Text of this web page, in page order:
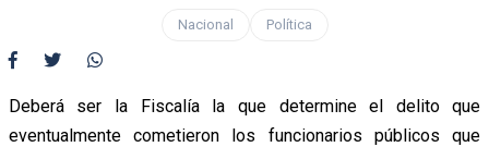
Nacional Política
Deberá ser la Fiscalía la que determine el delito que
eventualmente cometieron los funcionarios públicos que